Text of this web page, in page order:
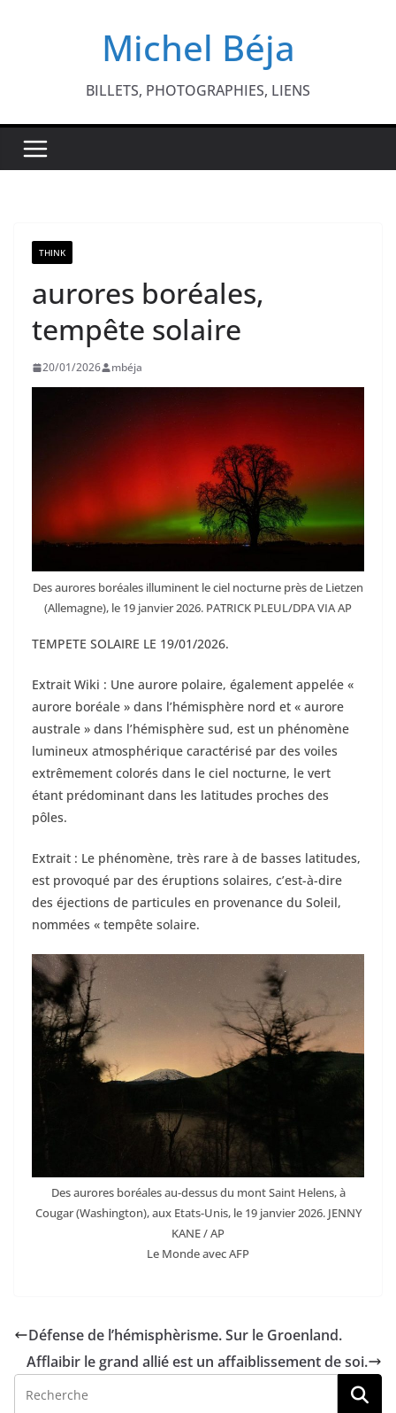
Michel Béja
BILLETS, PHOTOGRAPHIES, LIENS
THINK
aurores boréales,
tempête solaire
20/01/2026 mbéja
Des aurores boréales illuminent le ciel nocturne près de Lietzen
(Allemagne), le 19 janvier 2026. PATRICK PLEUL/DPA VIA AP
TEMPETE SOLAIRE LE 19/01/2026.
Extrait Wiki : Une aurore polaire, également appelée «
aurore boréale » dans l’hémisphère nord et « aurore
australe » dans l’hémisphère sud, est un phénomène
lumineux atmosphérique caractérisé par des voiles
extrêmement colorés dans le ciel nocturne, le vert
étant prédominant dans les latitudes proches des
pôles.
Extrait : Le phénomène, très rare à de basses latitudes,
est provoqué par des éruptions solaires, c’est-à-dire
des éjections de particules en provenance du Soleil,
nommées « tempête solaire.
Des aurores boréales au-dessus du mont Saint Helens, à
Cougar (Washington), aux Etats-Unis, le 19 janvier 2026. JENNY
KANE / AP
Le Monde avec AFP
Défense de l’hémisphèrisme. Sur le Groenland.
Afflaibir le grand allié est un affaiblissement de soi.